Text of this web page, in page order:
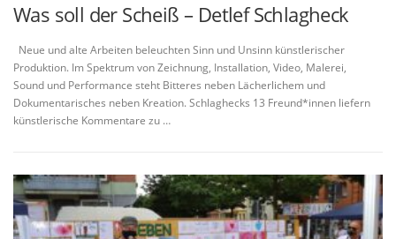
Was soll der Scheiß – Detlef Schlagheck
Neue und alte Arbeiten beleuchten Sinn und Unsinn künstlerischer
Produktion. Im Spektrum von Zeichnung, Installation, Video, Malerei,
Sound und Performance steht Bitteres neben Lächerlichem und
Dokumentarisches neben Kreation. Schlaghecks 13 Freund*innen liefern
künstlerische Kommentare zu …